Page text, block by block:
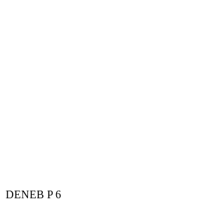
DENEB P 6